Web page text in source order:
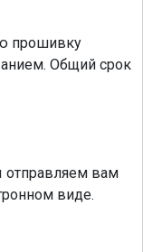
прошивку
Общий срок
отправляем вам
виде.